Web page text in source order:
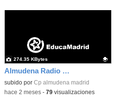
Almudena Radio Dña Letizia 01
Contenido educativo.
subido por Cp almudena madrid
274.35 KBytes
-hace 2 meses- 79visualizaciones